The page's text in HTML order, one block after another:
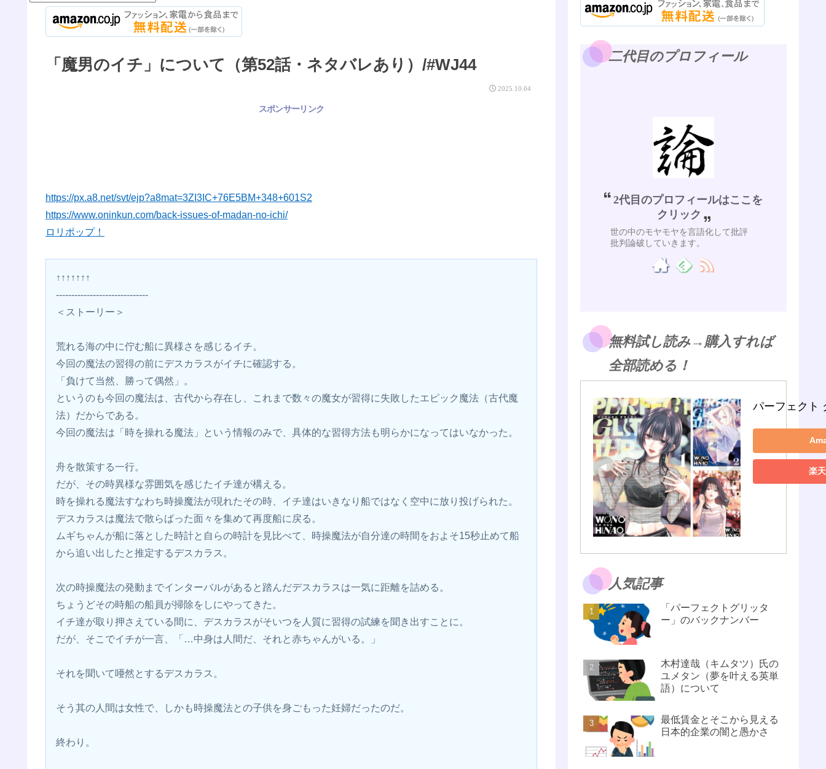
「魔男のイチ」について（第52話・ネタバレあり）/#WJ44
2025.10.04
スポンサーリンク
https://px.a8.net/svt/ejp?a8mat=3ZI3IC+76E5BM+348+601S2
https://www.oninkun.com/back-issues-of-madan-no-ichi/
ロリポップ！
↑↑↑↑↑↑↑
------------------------------
＜ストーリー＞
荒れる海の中に佇む船に異様さを感じるイチ。
今回の魔法の習得の前にデスカラスがイチに確認する。
「負けて当然、勝って偶然」。
というのも今回の魔法は、古代から存在し、これまで数々の魔女が習得に失敗したエピック魔法（古代魔
法）だからである。
今回の魔法は「時を操れる魔法」という情報のみで、具体的な習得方法も明らかになってはいなかった。
舟を散策する一行。
だが、その時異様な雰囲気を感じたイチ達が構える。
時を操れる魔法すなわち時操魔法が現れたその時、イチ達はいきなり船ではなく空中に放り投げられた。
デスカラスは魔法で散らばった面々を集めて再度船に戻る。
ムギちゃんが船に落とした時計と自らの時計を見比べて、時操魔法が自分達の時間をおよそ15秒止めて船
から追い出したと推定するデスカラス。
次の時操魔法の発動までインターバルがあると踏んだデスカラスは一気に距離を詰める。
ちょうどその時船の船員が掃除をしにやってきた。
イチ達が取り押さえている間に、デスカラスがそいつを人質に習得の試練を聞き出すことに。
だが、そこでイチが一言、「…中身は人間だ、それと赤ちゃんがいる。」
それを聞いて唖然とするデスカラス。
そう其の人間は女性で、しかも時操魔法との子供を身ごもった妊婦だったのだ。
終わり。
二代目のプロフィール
2代目のプロフィールはここを
クリック
世の中のモヤモヤを言語化して批評
批判論破していきます。
無料試し読み→購入すれば
全部読める！
パーフェクト
楽
人気記事
「パーフェクトグリッタ
ー」のバックナンバー
木村達哉（キムタツ）氏の
ユメタン（夢を叶える英単
語）について
最低賃金とそこから見える
日本的企業の闇と愚かさ